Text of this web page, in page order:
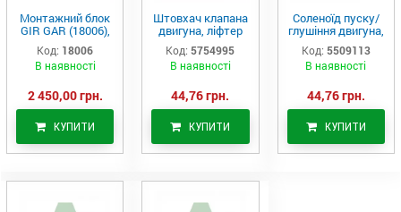
Монтажний блок
GIR GAR (18006),
Аналог
Код: 18006
В наявності
2 450,00 грн.
КУПИТИ
Штовхач клапана
двигуна, ліфтер
(575-4995)
Код: 5754995
В наявності
44,76 грн.
КУПИТИ
Соленоїд пуску/
глушіння двигуна,
актуатор (550-
9113)
Код: 5509113
В наявності
44,76 грн.
КУПИТИ